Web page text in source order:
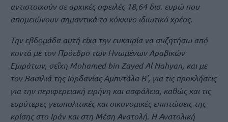
αντιστοιχούν σε αρχικές οφειλές 18,64 δισ. ευρώ που
απομειώνουν σημαντικά το κόκκινο ιδιωτικό χρέος.
Την εβδομάδα αυτή είχα την ευκαιρία να συζητήσω από
κοντά με τον Πρόεδρο των Ηνωμένων Αραβικών
Εμιράτων, σεΐχη Mohamed bin Zayed Al Nahyan, και με
τον Βασιλιά της Ιορδανίας Αμπντάλα Β’, για τις προκλήσεις
για την περιφερειακή ειρήνη και ασφάλεια, καθώς και τις
ευρύτερες γεωπολιτικές και οικονομικές επιπτώσεις της
κρίσης στο Ιράν και στη Μέση Ανατολή. Η Ανατολική